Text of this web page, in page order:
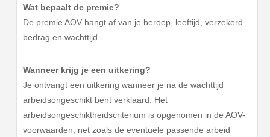
Wat bepaalt de premie?
De premie AOV hangt af van je beroep, leeftijd, verzekerd
bedrag en wachttijd.
Wanneer krijg je een uitkering?
Je ontvangt een uitkering wanneer je na de wachttijd
arbeidsongeschikt bent verklaard. Het
arbeidsongeschiktheidscriterium is opgenomen in de AOV-
voorwaarden, net zoals de eventuele passende arbeid